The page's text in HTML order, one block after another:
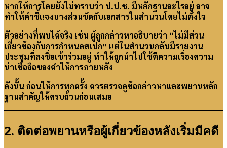
หากให้การโดยยังไม่ทราบว่า ป.ป.ช. มีหลักฐานอะไรอยู่ อาจ
ทำให้คำชี้แจงบางส่วนขัดกับเอกสารในสำนวนโดยไม่ตั้งใจ
ตัวอย่างที่พบได้จริง เช่น ผู้ถูกกล่าวหาอธิบายว่า “ไม่มีส่วน
เกี่ยวข้องกับการกำหนดสเปก” แต่ในสำนวนกลับมีรายงาน
ประชุมที่ลงชื่อเข้าร่วมอยู่ ทำให้ถูกนำไปใช้ตีความเรื่องความ
น่าเชื่อถือของคำให้การภายหลัง
ดังนั้น ก่อนให้การทุกครั้ง ควรตรวจดูข้อกล่าวหาและพยานหลัก
ฐานสำคัญให้ครบถ้วนก่อนเสมอ
2. ติดต่อพยานหรือผู้เกี่ยวข้องหลังเริ่มมีคดี